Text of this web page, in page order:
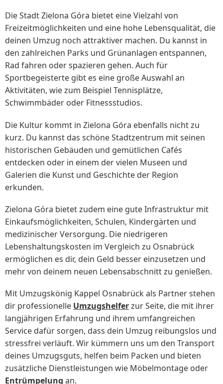
Die Stadt Zielona Góra bietet eine Vielzahl von
Freizeitmöglichkeiten und eine hohe Lebensqualität, die
deinen Umzug noch attraktiver machen. Du kannst in
den zahlreichen Parks und Grünanlagen entspannen,
Rad fahren oder spazieren gehen. Auch für
Sportbegeisterte gibt es eine große Auswahl an
Aktivitäten, wie zum Beispiel Tennisplätze,
Schwimmbäder oder Fitnessstudios.
Die Kultur kommt in Zielona Góra ebenfalls nicht zu
kurz. Du kannst das schöne Stadtzentrum mit seinen
historischen Gebäuden und gemütlichen Cafés
entdecken oder in einem der vielen Museen und
Galerien die Kunst und Geschichte der Region
erkunden.
Zielona Góra bietet zudem eine gute Infrastruktur mit
Einkaufsmöglichkeiten, Schulen, Kindergärten und
medizinischer Versorgung. Die niedrigeren
Lebenshaltungskosten im Vergleich zu Osnabrück
ermöglichen es dir, dein Geld besser einzusetzen und
mehr von deinem neuen Lebensabschnitt zu genießen.
Mit Umzugskönig Kappel Osnabrück als Partner stehen
dir professionelle Umzugshelferzur Seite, die mit ihrer
langjährigen Erfahrung und ihrem umfangreichen
Service dafür sorgen, dass dein Umzug reibungslos und
stressfrei verläuft. Wir kümmern uns um den Transport
deines Umzugsguts, helfen beim Packen und bieten
zusätzliche Dienstleistungen wie Möbelmontage oder
Entrümpelung an.